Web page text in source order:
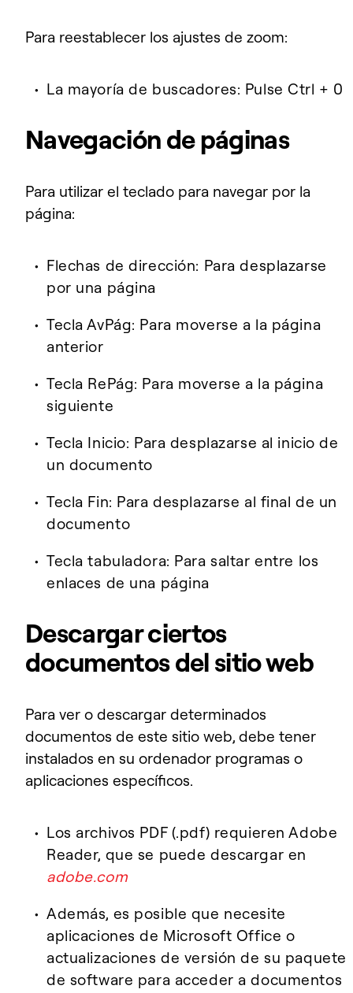
Para reestablecer los ajustes de zoom:
La mayoría de buscadores: Pulse Ctrl + 0
Navegación de páginas
Para utilizar el teclado para navegar por la
página:
Flechas de dirección: Para desplazarse
por una página
Tecla AvPág: Para moverse a la página
anterior
Tecla RePág: Para moverse a la página
siguiente
Tecla Inicio: Para desplazarse al inicio de
un documento
Tecla Fin: Para desplazarse al final de un
documento
Tecla tabuladora: Para saltar entre los
enlaces de una página
Descargar ciertos
documentos del sitio web
Para ver o descargar determinados
documentos de este sitio web, debe tener
instalados en su ordenador programas o
aplicaciones específicos.
Los archivos PDF (.pdf) requieren Adobe
Reader, que se puede descargar en
adobe.com
Además, es posible que necesite
aplicaciones de Microsoft Office o
actualizaciones de versión de su paquete
de software para acceder a documentos